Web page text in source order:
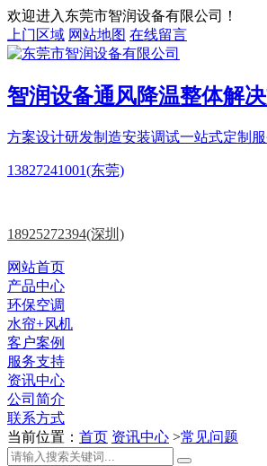
欢迎进入东莞市智润设备有限公司！
上门区域 网站地图 在线留言
智润设备通风降温整体解
方案设计研发制造安装调试一站式定制
13827241001(东莞)
18925272394(深圳)
网站首页
产品中心
环保空调
水帘+风机
客户案例
服务支持
资讯中心
公司简介
联系方式
当前位置： 首页 资讯中心 >常见问题